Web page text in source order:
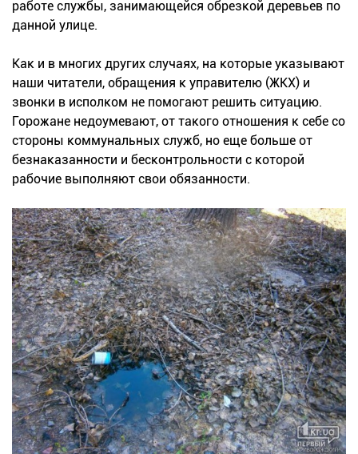
работе службы, занимающейся обрезкой деревьев по
данной улице.
Как и в многих других случаях, на которые указывают
наши читатели, обращения к управителю (ЖКХ) и
звонки в исполком не помогают решить ситуацию.
Горожане недоумевают, от такого отношения к себе со
стороны коммунальных служб, но еще больше от
безнаказанности и бесконтрольности с которой
рабочие выполняют свои обязанности.